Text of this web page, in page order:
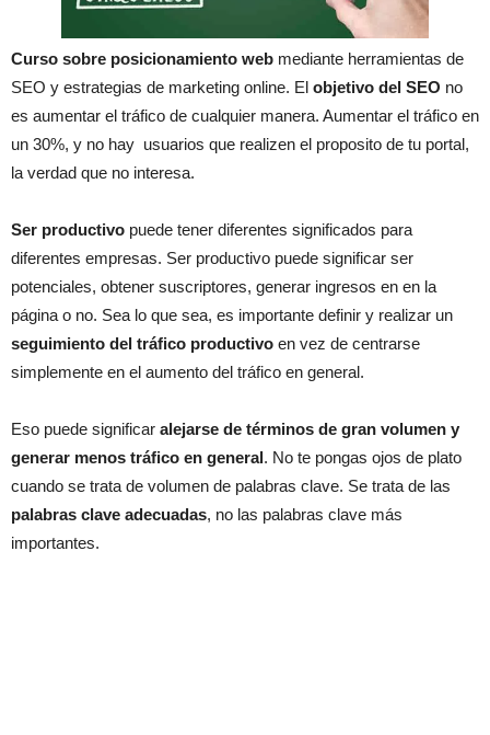
Curso sobre posicionamiento web mediante herramientas de
SEO y estrategias de marketing online. El objetivo del SEO no
es aumentar el tráfico de cualquier manera. Aumentar el tráfico en
un 30%, y no hay usuarios que realizen el proposito de tu portal,
la verdad que no interesa.
Ser productivo puede tener diferentes significados para
diferentes empresas. Ser productivo puede significar ser
potenciales, obtener suscriptores, generar ingresos en en la
página o no. Sea lo que sea, es importante definir y realizar un
seguimiento del tráfico productivo en vez de centrarse
simplemente en el aumento del tráfico en general.
Eso puede significar alejarse de términos de gran volumen y
generar menos tráfico en general. No te pongas ojos de plato
cuando se trata de volumen de palabras clave. Se trata de las
palabras clave adecuadas, no las palabras clave más
importantes.